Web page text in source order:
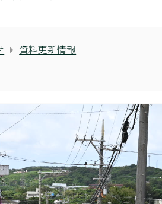
資料更新情報